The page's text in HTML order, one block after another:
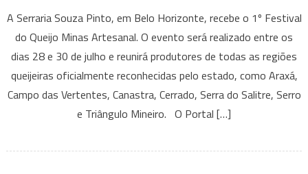
Souza
Pinto
recebe
1º
Festival
do
A Serraria Souza Pinto, em Belo Horizonte, recebe o 1º Festival
do Queijo Minas Artesanal. O evento será realizado entre os
dias 28 e 30 de julho e reunirá produtores de todas as regiões
queijeiras oficialmente reconhecidas pelo estado, como Araxá,
Campo das Vertentes, Canastra, Cerrado, Serra do Salitre, Serro
e Triângulo Mineiro. O Portal […]